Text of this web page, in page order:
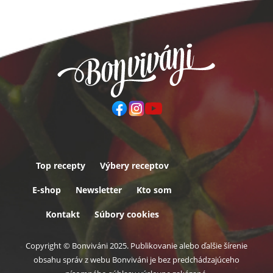
Top recepty Výbery receptov
E-shop Newsletter Kto som
Kontakt Súbory cookies
Copyright © Bonviváni 2025. Publikovanie alebo ďalšie šírenie
obsahu správ z webu Bonviváni je bez predchádzajúceho